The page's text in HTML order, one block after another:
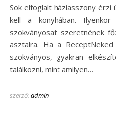
Sok elfoglalt háziasszony érzi úgy, hogy néha kísérleteznie
kell a konyhában.
szokványosat szeretnének
asztalra. Ha a
szokványos, gyakran
találkozni, mint amilyen…
szerző:admin